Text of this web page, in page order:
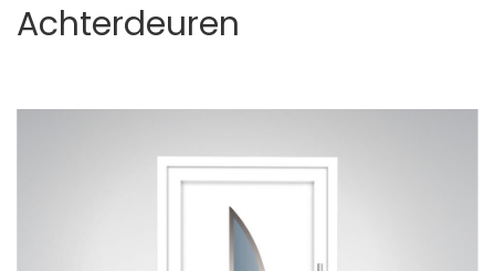
Achterdeuren